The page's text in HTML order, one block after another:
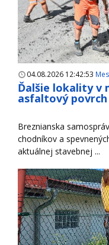
04.08.2026 12:42:53
Ďalšie lokality v
asfaltový povrch
Breznianska
chodníkov a
aktuálnej stavebnej ...